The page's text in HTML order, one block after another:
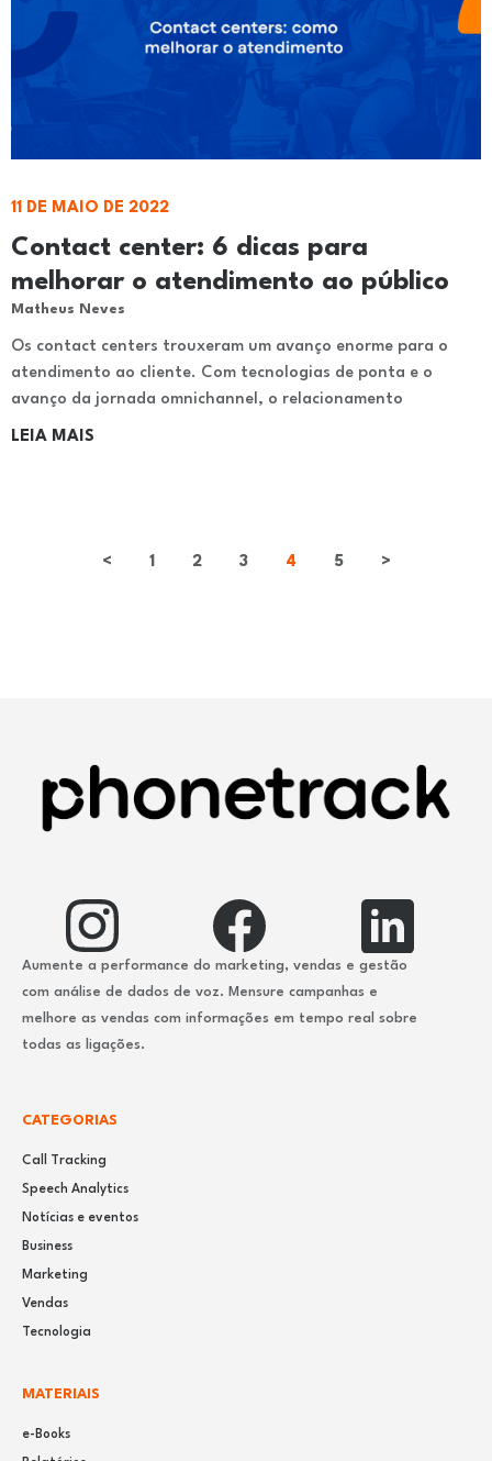
Contact center: 6 dicas para
melhorar o atendimento ao público
Matheus Neves
11 DE MAIO DE 2022
Os contact centers trouxeram um avanço enorme para o
atendimento ao cliente. Com tecnologias de ponta e o
avanço da jornada omnichannel, o relacionamento
LEIA MAIS
< 1 2 3 4 5 >
Aumente a performance do marketing, vendas e gestão
com análise de dados de voz. Mensure campanhas e
melhore as vendas com informações em tempo real sobre
todas as ligações.
CATEGORIAS
Call Tracking
Speech Analytics
Notícias e eventos
Business
Marketing
Vendas
Tecnologia
MATERIAIS
e-Books